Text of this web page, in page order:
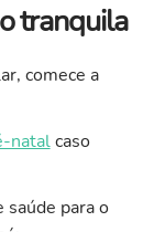
tranquila
comece a
natalcaso
saúde para o